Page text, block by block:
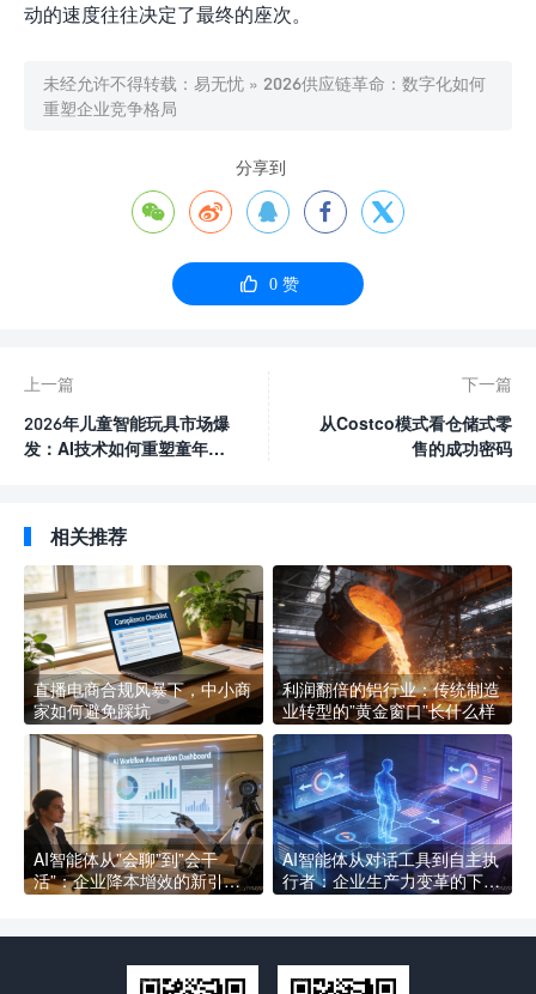
动的速度往往决定了最终的座次。
未经允许不得转载： 易无忧 » 2026供应链革命：数字化如何
重塑企业竞争格局
分享到
    
 0赞
上一篇
2026年儿童智能玩具市场爆
发：AI技术如何重塑童年体
下一篇
从Costco模式看仓储式零
售的成功密码
相关推荐
直播电商合规风暴下，中小商
家如何避免踩坑
利润翻倍的铝行业：传统制造
业转型的”黄金窗口”长什么样
AI智能体从”会聊”到”会干
活”：企业降本增效的新引擎
AI智能体从对话工具到自主执
行者：企业生产力变革的下一